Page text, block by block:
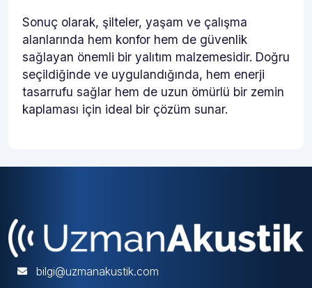
Sonuç olarak, şilteler, yaşam ve çalışma
alanlarında hem konfor hem de güvenlik
sağlayan önemli bir yalıtım malzemesidir. Doğru
seçildiğinde ve uygulandığında, hem enerji
tasarrufu sağlar hem de uzun ömürlü bir zemin
kaplaması için ideal bir çözüm sunar.
bilgi@uzmanakustik.com